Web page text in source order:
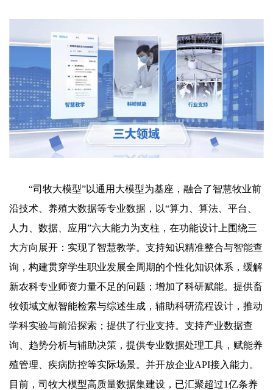
“司牧大模型”以通用大模型为基座，融合了智慧牧业前
沿技术、养殖大数据等专业数据，以“算力、算法、平台、
人力、数据、应用”六大能力为支柱，在功能设计上围绕三
大方向展开：实现了智慧教学。支持知识精准整合与智能查
询，构建贯穿学生职业发展全周期的个性化知识体系，缓解
新农科专业师资力量不足的问题；增加了科研赋能。提供畜
牧领域文献智能检索与综述生成，辅助科研流程设计，推动
学科实验与前沿探索；提供了行业支持。支持产业数据查
询、趋势分析与辅助决策，提供专业数据处理工具，赋能养
殖管理、疾病防控等实际场景。并开放企业API接入能力。
目前，司牧大模型高质量数据集建设，已汇聚超过1亿条养